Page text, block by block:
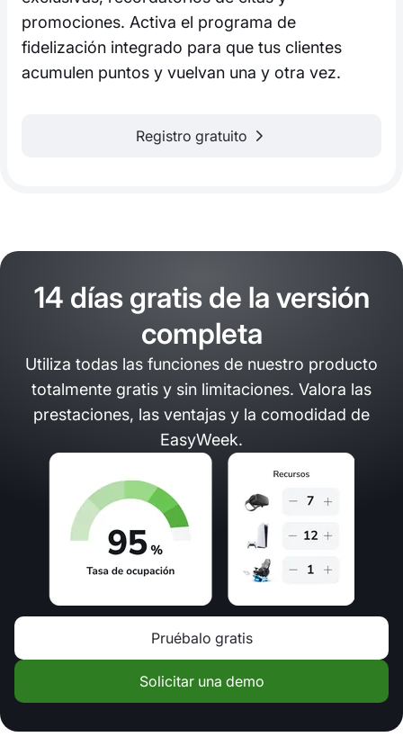
promociones. Activa el programa de
fidelización integrado para que tus clientes
acumulen puntos y vuelvan una y otra vez.
Registro gratuito
14 días gratis de la versión
completa
Utiliza todas las funciones de nuestro producto
totalmente gratis y sin limitaciones. Valora las
prestaciones, las ventajas y la comodidad de
EasyWeek.
Pruébalo gratis
Solicitar una demo